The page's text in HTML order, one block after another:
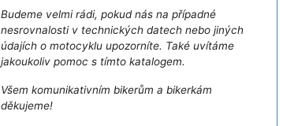
Budeme velmi rádi, pokud nás na případné
nesrovnalosti v technických datech nebo jiných
údajích o motocyklu upozorníte. Také uvítáme
jakoukoliv pomoc s tímto katalogem.
Všem komunikativním bikerům a bikerkám
děkujeme!